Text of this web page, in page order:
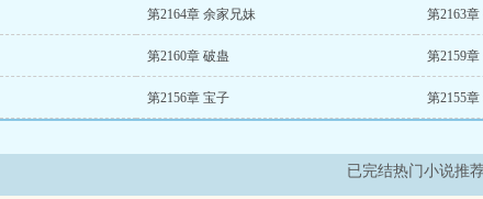
第2164章 余家兄妹 第2163
第2160章 破蛊 第2159
第2156章 宝子 第2155章
已完结热门小说推